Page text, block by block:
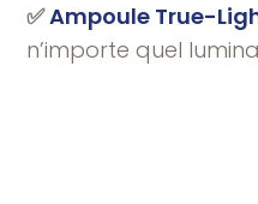
✅Ampoule True-
n’importe quel